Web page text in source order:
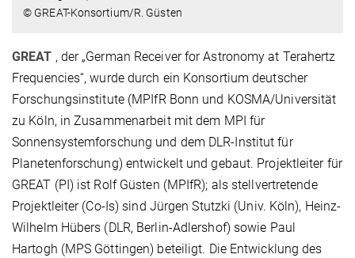
© GREAT-Konsortium/R. Güsten
GREAT , der „German Receiver for Astronomy at Terahertz
Frequencies“, wurde durch ein Konsortium deutscher
Forschungsinstitute (MPIfR Bonn und KOSMA/Universität
zu Köln, in Zusammenarbeit mit dem MPI für
Sonnensystemforschung und dem DLR-Institut für
Planetenforschung) entwickelt und gebaut. Projektleiter für
GREAT (PI) ist Rolf Güsten (MPIfR); als stellvertretende
Projektleiter (Co-Is) sind Jürgen Stutzki (Univ. Köln), Heinz-
Wilhelm Hübers (DLR, Berlin-Adlershof) sowie Paul
Hartogh (MPS Göttingen) beteiligt. Die Entwicklung des